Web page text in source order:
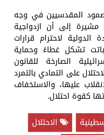
صمود المقدسيين في وجه
مشيرة إلى أن ازدواجية
الدولية لاحترام قرارات
تشكل غطاءً وحماية
الصارخة للقانون
على التمادي بالتمرد
عليها، والاستخفاف
كقوة احتلال.
الاحتلال